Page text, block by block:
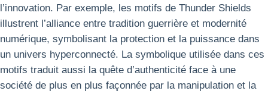
l’innovation. Par exemple, les motifs de Thunder Shields
illustrent l’alliance entre tradition guerrière et modernité
numérique, symbolisant la protection et la puissance dans
un univers hyperconnecté. La symbolique utilisée dans ces
motifs traduit aussi la quête d’authenticité face à une
société de plus en plus façonnée par la manipulation et la